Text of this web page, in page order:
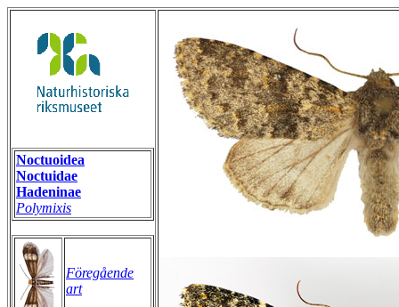
Noctuoidea
Noctuidae
Hadeninae
Polymixis
Föregående
art